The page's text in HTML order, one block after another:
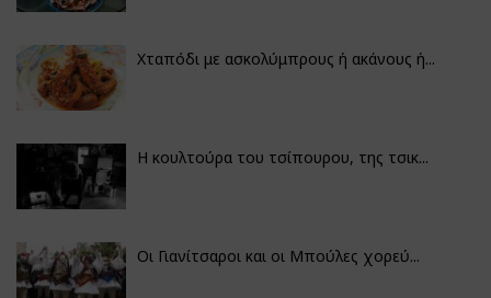
Χταπόδι με ασκολύμπρους ή ακάνους ή...
Η κουλτούρα του τσίπουρου, της τσικ...
Οι Γιανίτσαροι και οι Μπούλες χορεύ...